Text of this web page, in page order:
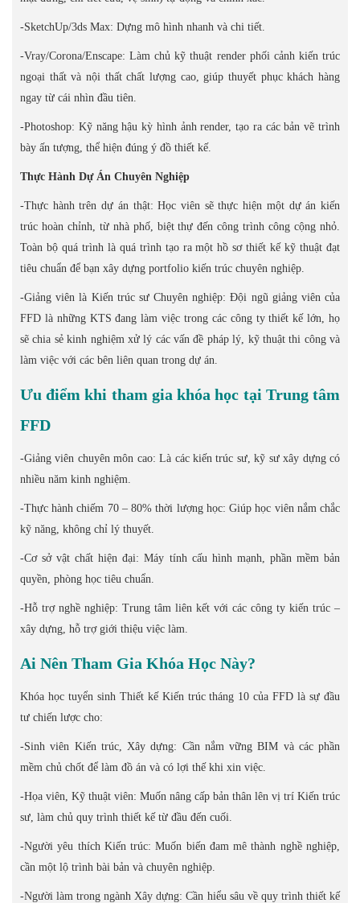
-SketchUp/3ds Max: Dựng mô hình nhanh và chi tiết.
-Vray/Corona/Enscape: Làm chủ kỹ thuật render phối cảnh kiến trúc
ngoại thất và nội thất chất lượng cao, giúp thuyết phục khách hàng
ngay từ cái nhìn đầu tiên.
-Photoshop: Kỹ năng hậu kỳ hình ảnh render, tạo ra các bản vẽ trình
bày ấn tượng, thể hiện đúng ý đồ thiết kế.
Thực Hành Dự Án Chuyên Nghiệp
-Thực hành trên dự án thật: Học viên sẽ thực hiện một dự án kiến
trúc hoàn chỉnh, từ nhà phố, biệt thự đến công trình công cộng nhỏ.
Toàn bộ quá trình là quá trình tạo ra một hồ sơ thiết kế kỹ thuật đạt
tiêu chuẩn để bạn xây dựng portfolio kiến trúc chuyên nghiệp.
-Giảng viên là Kiến trúc sư Chuyên nghiệp: Đội ngũ giảng viên của
FFD là những KTS đang làm việc trong các công ty thiết kế lớn, họ
sẽ chia sẻ kinh nghiệm xử lý các vấn đề pháp lý, kỹ thuật thi công và
làm việc với các bên liên quan trong dự án.
Ưu điểm khi tham gia khóa học tại Trung tâm
FFD
-Giảng viên chuyên môn cao: Là các kiến trúc sư, kỹ sư xây dựng có
nhiều năm kinh nghiệm.
-Thực hành chiếm 70 – 80% thời lượng học: Giúp học viên nắm chắc
kỹ năng, không chỉ lý thuyết.
-Cơ sở vật chất hiện đại: Máy tính cấu hình mạnh, phần mềm bản
quyền, phòng học tiêu chuẩn.
-Hỗ trợ nghề nghiệp: Trung tâm liên kết với các công ty kiến trúc –
xây dựng, hỗ trợ giới thiệu việc làm.
Ai Nên Tham Gia Khóa Học Này?
Khóa học tuyển sinh Thiết kế Kiến trúc tháng 10 của FFD là sự đầu
tư chiến lược cho:
-Sinh viên Kiến trúc, Xây dựng: Cần nắm vững BIM và các phần
mềm chủ chốt để làm đồ án và có lợi thế khi xin việc.
-Họa viên, Kỹ thuật viên: Muốn nâng cấp bản thân lên vị trí Kiến trúc
sư, làm chủ quy trình thiết kế từ đầu đến cuối.
-Người yêu thích Kiến trúc: Muốn biến đam mê thành nghề nghiệp,
cần một lộ trình bài bản và chuyên nghiệp.
-Người làm trong ngành Xây dựng: Cần hiểu sâu về quy trình thiết kế